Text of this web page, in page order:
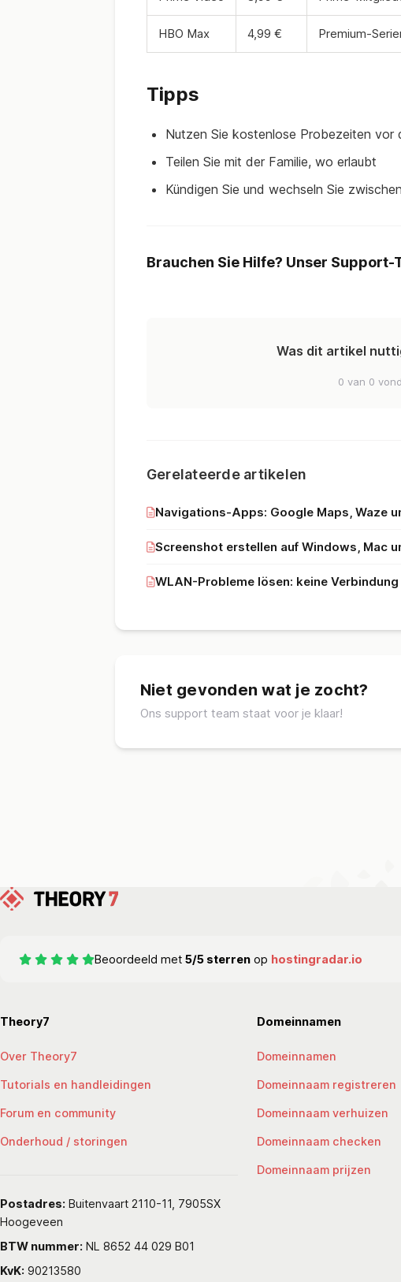
HBO Max 4,99 € Premium-
Tipps
Nutzen Sie kostenlose Probezeiten vor
Teilen Sie mit der Familie, wo erlaubt
Kündigen Sie und wechseln Sie
Brauchen Sie Hilfe? Unser Support-
Was dit artikel
0 van 0
Gerelateerde artikelen
Navigations-Apps: Google Maps, Waze
Screenshot erstellen auf Windows, Mac
WLAN-Probleme lösen: keine
Niet gevonden wat je zocht?
Ons support team staat voor je klaar!
Beoordeeld met 5/5 sterren op hostingradar.io
Theory7
Over Theory7
Tutorials en handleidingen
Forum en community
Onderhoud / storingen
Postadres: Buitenvaart 2110-11, 7905SX
Hoogeveen
BTW nummer: NL 8652 44 029 B01
KvK: 90213580
Domeinnamen
Domeinnamen
Domeinnaam registreren
Domeinnaam verhuizen
Domeinnaam checken
Domeinnaam prijzen